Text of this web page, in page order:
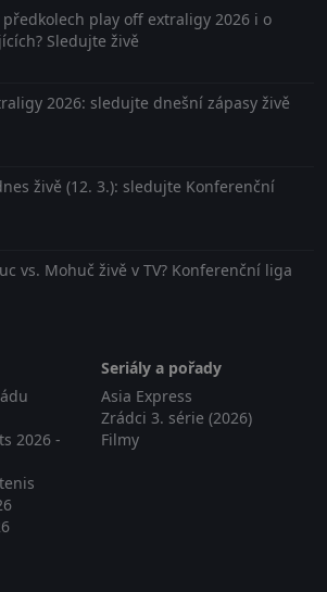
předkolech play off extraligy 2026 i o
Sledujte živě
2026: sledujte dnešní zápasy živě
živě (12. 3.): sledujte Konferenční
vs. Mohuč živě v TV? Konferenční liga
2026 -
Seriály a pořady
Asia Express
Zrádci 3. série (2026)
Filmy